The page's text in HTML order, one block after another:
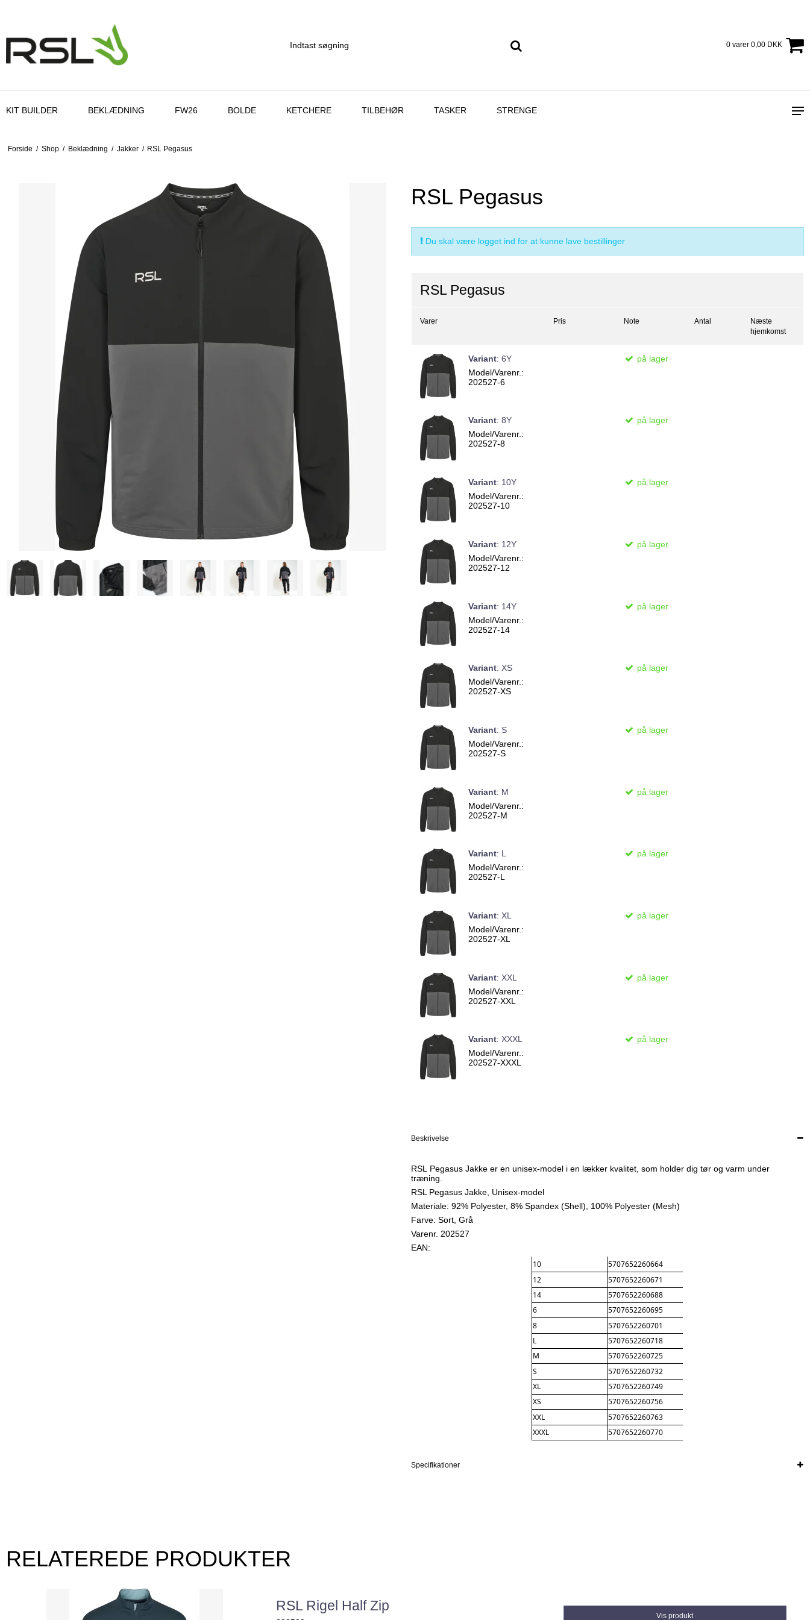
0 varer 0,00 DKK
KIT BUILDER BEKLÆDNING FW26 BOLDE KETCHERE TILBEHØR TASKER STRENGE
Forside / Shop / Beklædning / Jakker / RSL Pegasus
RSL Pegasus
Du skal være logget ind for at kunne lave bestillinger
RSL Pegasus
Varer Pris Note Antal
Næste
hjemkomst
Variant:6Y
Model/Varenr.:
202527-6
på lager
Variant:8Y
Model/Varenr.:
202527-8
på lager
Variant: 10Y
Model/Varenr.:
202527-10
på lager
Variant: 12Y
Model/Varenr.:
202527-12
på lager
Variant: 14Y
Model/Varenr.:
202527-14
på lager
Variant:XS
Model/Varenr.:
202527-XS
på lager
Variant: S
Model/Varenr.:
202527-S
på lager
Variant: M
Model/Varenr.:
202527-M
på lager
Variant: L
Model/Varenr.:
202527-L
på lager
Variant: XL
Model/Varenr.:
202527-XL
på lager
Variant: XXL
Model/Varenr.:
202527-XXL
på lager
Variant:XXXL
Model/Varenr.:
202527-XXXL
på lager
Beskrivelse
RSL Pegasus Jakke er en unisex-model i en lækker kvalitet, som holder dig tør og varm under
træning.
RSL Pegasus Jakke, Unisex-model
Materiale: 92% Polyester, 8% Spandex (Shell), 100% Polyester (Mesh)
Farve: Sort, Grå
Varenr. 202527
EAN:
10
5707652260664
12
5707652260671
14
5707652260688
6
5707652260695
8
5707652260701
L
5707652260718
M
5707652260725
S
5707652260732
XL
5707652260749
XS
5707652260756
XXL
5707652260763
XXXL
5707652260770
Specifikationer
RELATEREDE PRODUKTER
RSL Rigel Half Zip
Vis produkt